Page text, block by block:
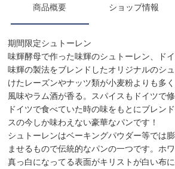
商品概要 ショップ情報
期間限定シュトーレン
味輝酵母で作った味輝のシュトーレン、ド
味輝の製法をブレンドしたオリジナルのシ
けたレーズンやナッツ類が小麦粉よりも多
風味やラム酒が香る。スパイスもドイツで
ドイツで食べていた時の味をもとにブレン
スの今しか味わえない豪華なパンです！
シュトーレンはベーキングパウダー等では
ませるもので伝統的なパンの一つです。ホ
真っ白になってる表面がキリストが白い布